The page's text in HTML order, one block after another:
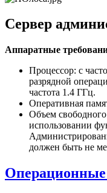
Сервер
Аппаратные
Процессор: с
разрядной
частота 1.4 ГГц.
Оперативная
Объем
использовании
должен быть не